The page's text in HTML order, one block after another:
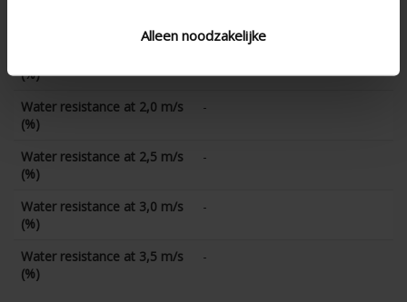
Alleen noodzakelijke
(%)
Water resistance at 2,0 m/s
(%)
-
Water resistance at 2,5 m/s
(%)
-
Water resistance at 3,0 m/s
(%)
-
Water resistance at 3,5 m/s
(%)
-